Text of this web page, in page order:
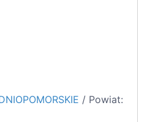
/ Powiat: